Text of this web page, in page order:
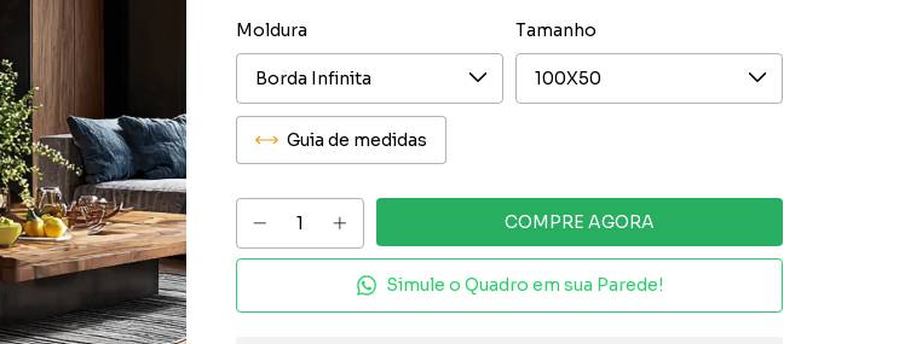
Moldura Tamanho
Guia de medidas
Simule o Quadro em sua Parede!